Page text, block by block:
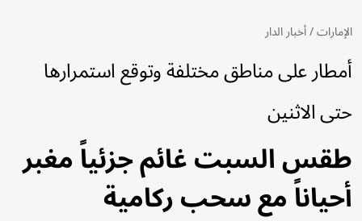
الإمارات/أخبار الدار
أمطار على مناطق مختلفة وتوقع استمرارها
حتى الاثنين
طقس السبت غائم جزئياً مغبر
أحياناً مع سحب ركامية